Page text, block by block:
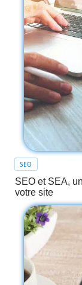
SEO
SEO et SEA,
votre site